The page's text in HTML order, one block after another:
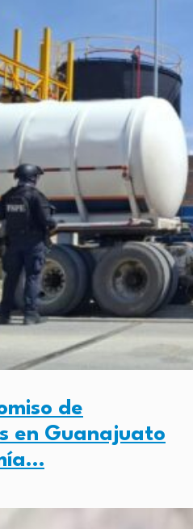
de
en Guanajuato